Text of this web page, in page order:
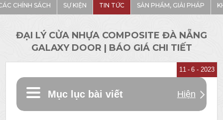
CHÍNH SÁCH SỰ KIỆN TIN TỨC SẢN PHẨM, GIẢI PHÁP
ĐẠI LÝ CỬA NHỰA COMPOSITE ĐÀ NẴNG
GALAXY DOOR | BÁO GIÁ CHI TIẾT
11 6 - 2023
Hiện
Mục lục bài viết